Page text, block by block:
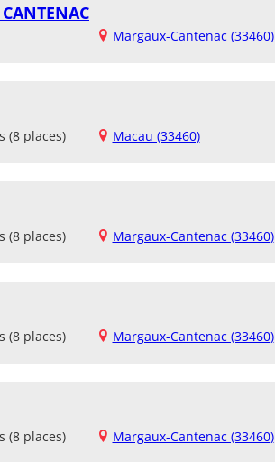
Margaux-Cantenac (33460)
(8 places) Macau (33460)
(8 places) Margaux-Cantenac (33460)
(8 places) Margaux-Cantenac (33460)
(8 places) Margaux-Cantenac (33460)